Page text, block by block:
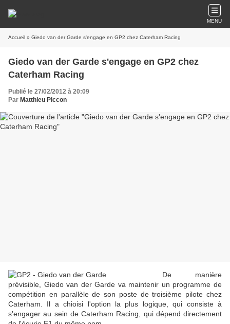
MENU
Accueil » Giedo van der Garde s'engage en GP2 chez Caterham Racing
Giedo van der Garde s'engage en GP2 chez
Caterham Racing
Publié le 27/02/2012 à 20:09
Par Matthieu Piccon
De manière
prévisible, Giedo van der Garde va maintenir un programme de
compétition en parallèle de son poste de troisième pilote chez
Caterham. Il a chioisi l'option la plus logique, qui consiste à
s'engager au sein de Caterham Racing, qui dépend directement